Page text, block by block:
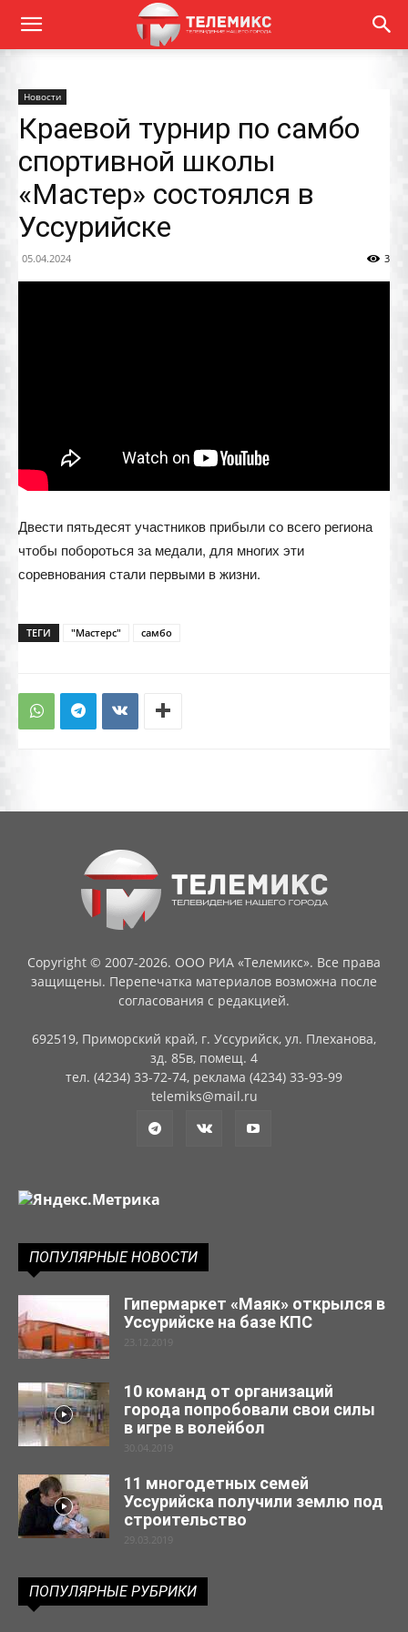
Новости
Краевой турнир по самбо
спортивной школы
«Мастер» состоялся в
Уссурийске
05.04.2024 3
Двести пятьдесят участников прибыли со всего региона
чтобы побороться за медали, для многих эти
соревнования стали первыми в жизни.
ТЕГИ "Мастерс" самбо
Copyright © 2007-2026. ООО РИА «Телемикс». Все права
защищены. Перепечатка материалов возможна после
согласования с редакцией.
692519, Приморский край, г. Уссурийск, ул. Плеханова,
зд. 85в, помещ. 4
тел. (4234) 33-72-74, реклама (4234) 33-93-99
telemiks@mail.ru
ПОПУЛЯРНЫЕ НОВОСТИ
Гипермаркет «Маяк» открылся в
Уссурийске на базе КПС
23.12.2019
10 команд от организаций
города попробовали свои силы
в игре в волейбол
30.04.2019
11 многодетных семей
Уссурийска получили землю под
строительство
29.03.2019
ПОПУЛЯРНЫЕ РУБРИКИ